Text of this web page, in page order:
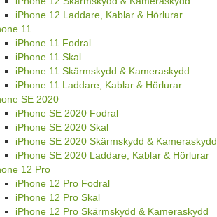
12
iPhone 12 Fodral
iPhone 12 Skal
iPhone 12 Skärmskydd & Kameraskydd
iPhone 12 Laddare, Kablar & Hörlurar
11
iPhone 11 Fodral
iPhone 11 Skal
iPhone 11 Skärmskydd & Kameraskydd
iPhone 11 Laddare, Kablar & Hörlurar
SE 2020
iPhone SE 2020 Fodral
iPhone SE 2020 Skal
iPhone SE 2020 Skärmskydd & Kameraskydd
iPhone SE 2020 Laddare, Kablar & Hörlurar